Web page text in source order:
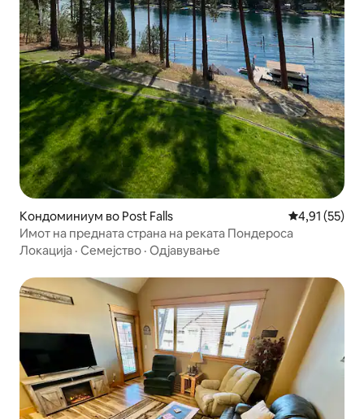
Кондоминиум во Post Falls Просечна
4,91 (55)
Имот на предната страна на реката Пондероса
Локација · Семејство · Одјавување